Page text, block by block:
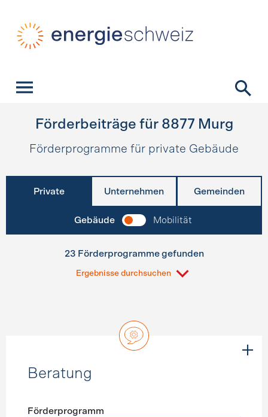
Förderbeiträge für 8877 Murg
Förderprogramme für private Gebäude
Private Unternehmen Gemeinden
Gebäude Mobilität
23 Förderprogramme gefunden
Ergebnisse durchsuchen
Beratung
Förderprogramm